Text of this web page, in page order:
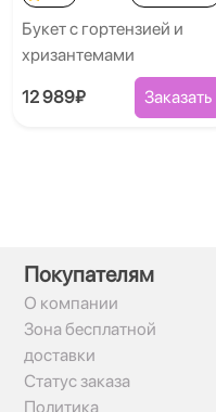
Букет с гортензией и
хризантемами
12 989₽ Заказать
Покупателям
О компании
Зона бесплатной
доставки
Статус заказа
Политика